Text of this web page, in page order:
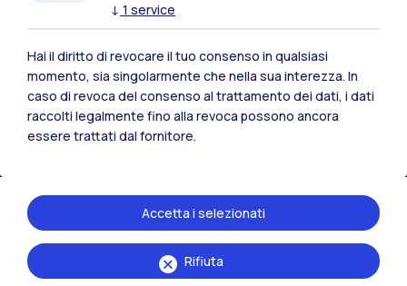
↓ 1 service
Hai il diritto di revocare il tuo consenso in qualsiasi
momento, sia singolarmente che nella sua interezza. In
caso di revoca del consenso al trattamento dei dati, i dati
raccolti legalmente fino alla revoca possono ancora
essere trattati dal fornitore.
Rifiuta
Accetta i selezionati